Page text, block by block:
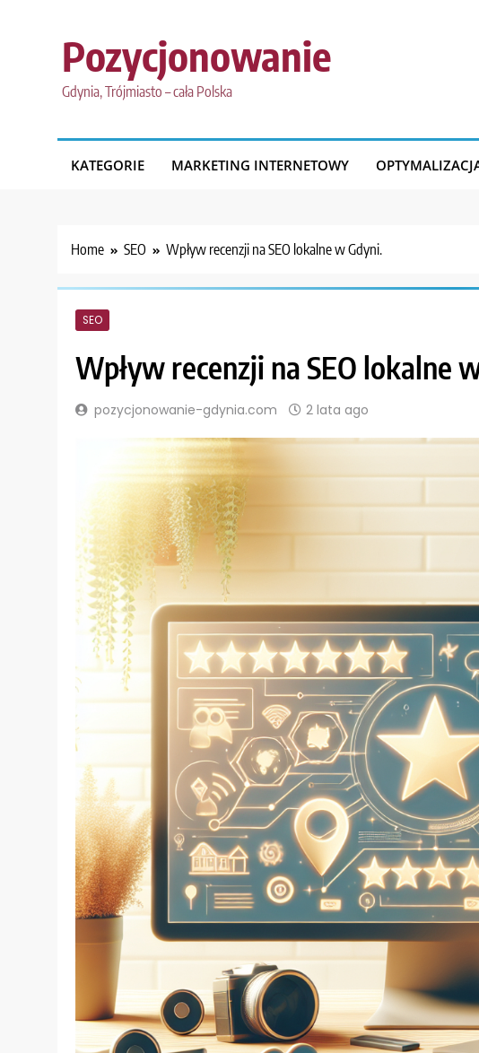
Pozycjonowanie
Gdynia, Trójmiasto – cała Polska
KATEGORIE MARKETING INTERNETOWY
Home SEO Wpływ recenzji na SEO lokalne w Gdyni.
SEO
Wpływ recenzji na SEO lokalne
pozycjonowanie-gdynia.com 2 lata ago